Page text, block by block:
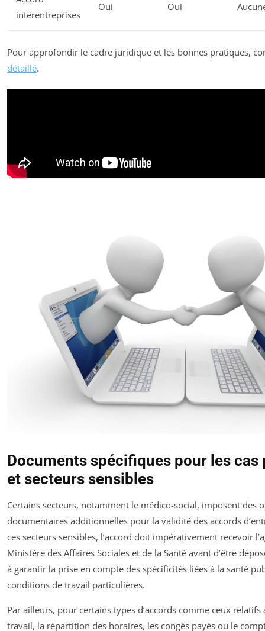
interentreprises
Oui Oui
Pour approfondir le cadre juridique et les bonnes pratiques,
détaillé.
Documents spécifiques pour les
et secteurs sensibles
Certains secteurs, notamment le médico-social, imposent des
documentaires additionnelles pour la validité des accords
ces secteurs sensibles, l’accord doit impérativement recevoir
Ministère des Affaires Sociales et de la Santé avant d’être
à garantir la prise en compte des spécificités liées à la santé
conditions de travail particulières.
Par ailleurs, pour certains types d’accords comme ceux relatifs
travail, la répartition des horaires, les congés payés ou le